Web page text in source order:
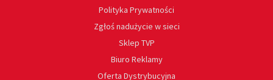
Polityka Prywatności
Zgłoś nadużycie w sieci
Sklep TVP
Biuro Reklamy
Oferta Dystrybucyjna